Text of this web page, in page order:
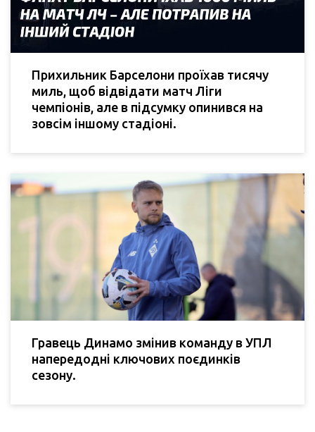
Прихильник Барселони проїхав тисячу
миль, щоб відвідати матч Ліги
чемпіонів, але в підсумку опинився на
зовсім іншому стадіоні.
Гравець Динамо змінив команду в УПЛ
напередодні ключових поєдинків
сезону.